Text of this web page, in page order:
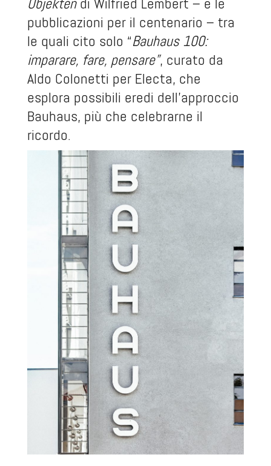
pubblicazioni per il centenario – tra
le quali cito solo “Bauhaus 100:
imparare, fare, pensare”, curato da
Aldo Colonetti per Electa, che
esplora possibili eredi dell’approccio
Bauhaus, più che celebrarne il
ricordo.